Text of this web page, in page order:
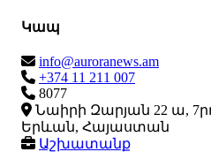
Կապ
info@auroranews.am
+374 11 211 007
8077
Նաիրի Զարյան 22 ա,
Երևան, Հայաստան
Աշխատանք